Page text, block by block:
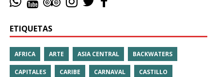
ETIQUETAS
AFRICA ARTE ASIA CENTRAL BACKWATERS
CAPITALES CARIBE CARNAVAL CASTILLO